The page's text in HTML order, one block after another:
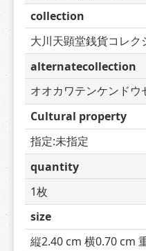
collection
大川天顕堂銭貨コレク
alternatecollection
オオカワテンケンドウ
Cultural property
指定:未指定
quantity
1枚
size
縦2.40 cm 横0.70 cm